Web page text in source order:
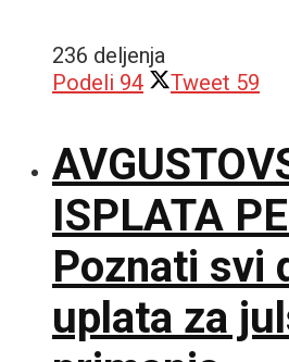
236 deljenja
Podeli 94 Tweet 59
ISPLATA
Poznati svi
uplata za